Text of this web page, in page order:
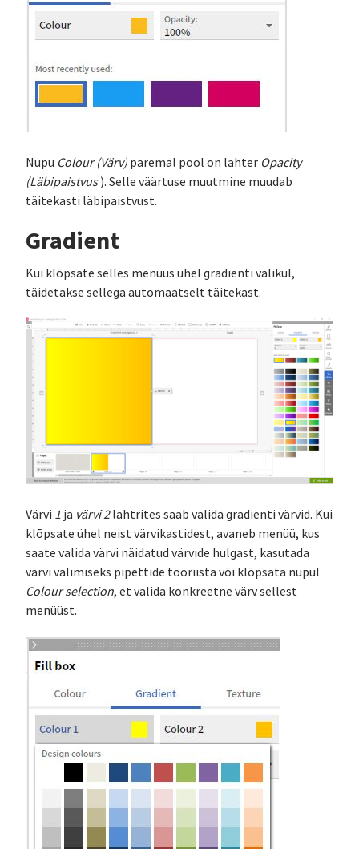
Nupu Colour (Värv) paremal pool on lahter Opacity
(Läbipaistvus). Selle väärtuse muutmine muudab
täitekasti läbipaistvust.
Gradient
Kui klõpsate selles menüüs ühel gradienti valikul,
täidetakse sellega automaatselt täitekast.
Värvi 1 ja värvi 2lahtrites saab valida gradienti värvid. Kui
klõpsate ühel neist värvikastidest, avaneb menüü, kus
saate valida värvi näidatud värvide hulgast, kasutada
värvi valimiseks pipettide tööriista või klõpsata nupul
Colour selection, et valida konkreetne värv sellest
menüüst.